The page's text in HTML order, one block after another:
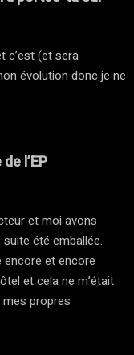
c’est (et sera
évolution donc je ne
l’EP
et moi avons
été emballée.
encore et encore
et cela ne m’était
propres